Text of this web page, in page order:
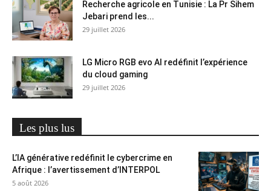
Recherche agricole en Tunisie : La Pr Sihem
Jebari prend les...
29 juillet 2026
LG Micro RGB evo AI redéfinit l’expérience
du cloud gaming
29 juillet 2026
Les plus lus
L’IA générative redéfinit le cybercrime en
Afrique : l’avertissement d’INTERPOL
5 août 2026